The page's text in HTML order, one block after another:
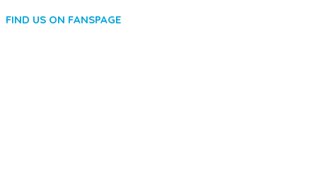
FIND US ON FANSPAGE